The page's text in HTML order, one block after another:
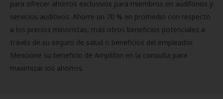
para ofrecer ahorros exclusivos para miembros en audífonos y
servicios auditivos. Ahorre un 70 % en promedio con respecto
a los precios minoristas, más otros beneficios potenciales a
través de su seguro de salud o beneficios del empleador.
Mencione su beneficio de Amplifon en la consulta para
maximizar los ahorros.